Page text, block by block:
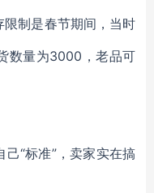
制是春节期间，当时
数量为3000，老品可
己“标准”，卖家实在搞